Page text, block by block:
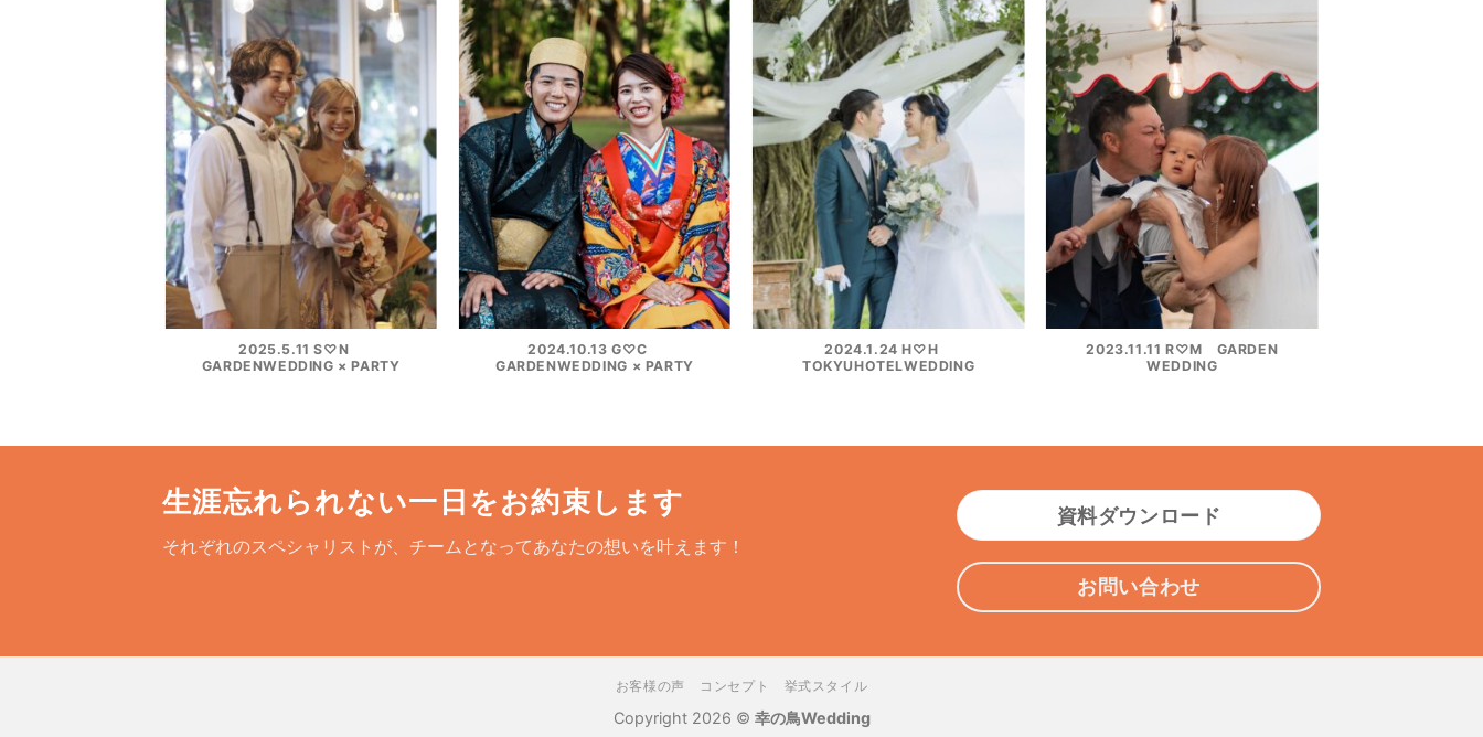
2025.5.11 S♡N
GARDENWEDDING × PARTY
2024.10.13 G♡C
GARDENWEDDING × PARTY
2024.1.24 H♡H
TOKYUHOTELWEDDING
2023.11.11 R♡M GARDEN
WEDDING
生涯忘れられない一日をお約束します
それぞれのスペシャリストが、チームとなってあなたの想いを叶えます！
資料ダウンロード
お問い合わせ
お客様の声 コンセプト 挙式スタイル
Copyright 2026 © 幸の鳥Wedding